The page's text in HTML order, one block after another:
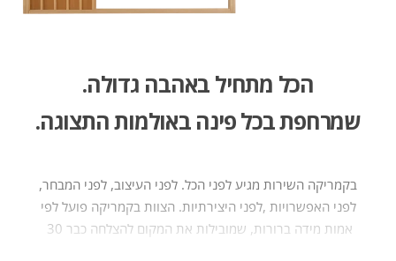
הכל מתחיל באהבה גדולה​.
שמרחפת בכל פינה באולמות התצוגה.
בקמריקה‭ ‬השירות‭
‬אמות‭ ‬מידה‭ ‬ברורות,‭‬‭ ‬שמובילות‭ ‬את‭ ‬המקום‭ ‬להצלחה‭ ‬כבר‭ ‬30 ‭